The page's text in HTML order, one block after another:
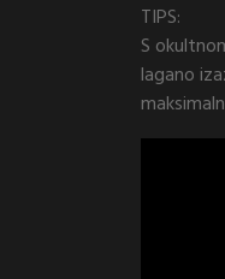
TIPS:
S
lagano